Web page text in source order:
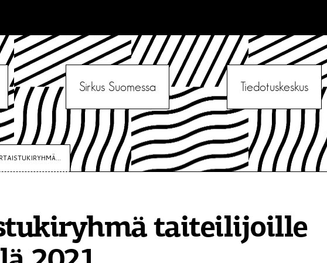
Sirkus Suomessa Tiedotuskeskus
taiteilijoille